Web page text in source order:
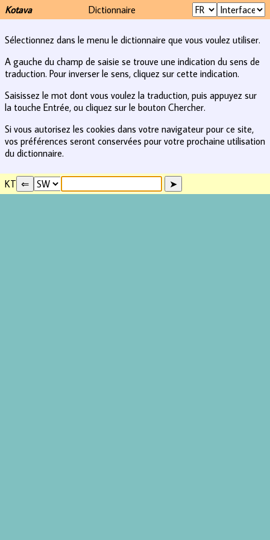
Kotava Dictionnaire
Sélectionnez dans le menu le dictionnaire que vous voulez utiliser.
A gauche du champ de saisie se trouve une indication du sens de
traduction. Pour inverser le sens, cliquez sur cette indication.
Saisissez le mot dont vous voulez la traduction, puis appuyez sur
la touche Entrée, ou cliquez sur le bouton Chercher.
Si vous autorisez les cookies dans votre navigateur pour ce site,
vos préférences seront conservées pour votre prochaine utilisation
du dictionnaire.
KT